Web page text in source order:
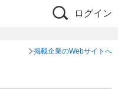
ログイン
掲載企業のWebサイトへ